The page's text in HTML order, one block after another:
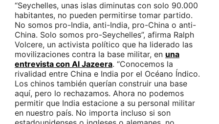
“Seychelles, unas islas diminutas con solo 90.000
habitantes, no pueden permitirse tomar partido.
No somos pro-India, anti-India, pro-China o anti-
China. Solo somos pro-Seychelles”, afirma Ralph
Volcere, un activista político que ha liderado las
movilizaciones contra la base militar, en una
entrevista con Al Jazeera. “Conocemos la
rivalidad entre China e India por el Océano Índico.
Los chinos también querían construir una base
aquí, pero lo rechazamos. Ahora no podemos
permitir que India estacione a su personal militar
en nuestro país. No importa incluso si son